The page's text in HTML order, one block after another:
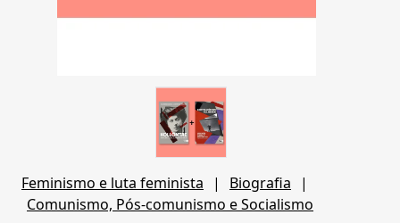
Feminismo e luta feminista | Biografia
|
Comunismo, Pós-comunismo e Socialismo